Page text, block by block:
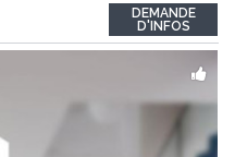
Zustand und vereint
mit nachhaltiger
DEMANDE
D'INFOS